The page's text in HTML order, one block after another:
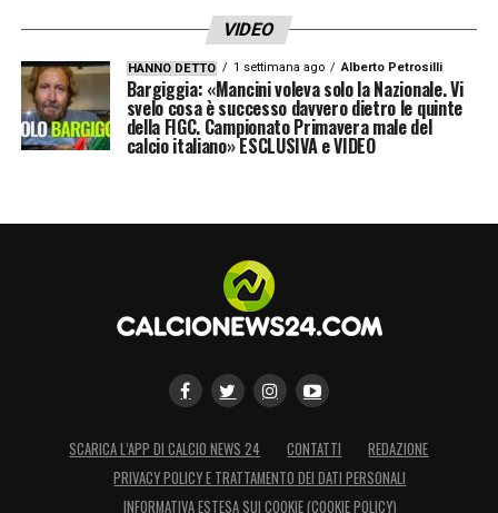
VIDEO
HANNO DETTO 1 settimana ago Alberto Petrosilli
Bargiggia: «Mancini voleva solo la Nazionale. Vi
svelo cosa è successo davvero dietro le quinte
della FIGC. Campionato Primavera male del
calcio italiano» ESCLUSIVA e VIDEO
SCARICA L’APP DI CALCIO NEWS 24 CONTATTI
REDAZIONE
PRIVACY POLICY E TRATTAMENTO DEI DATI PERSONALI
INFORMATIVA ESTESA SUI COOKIE (COOKIE POLICY)